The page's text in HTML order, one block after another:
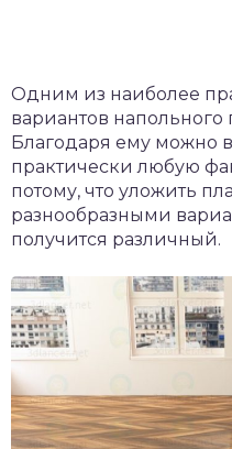
Одним из наиболее
вариантов напольного
Благодаря ему можно
практически любую
потому, что уложить
разнообразными
получится различный.